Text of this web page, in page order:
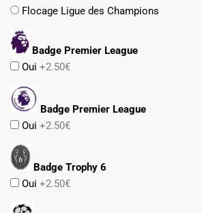
Flocage Ligue des Champions
Badge Premier League
Oui +2.50€
Badge Premier League
Oui +2.50€
Badge Trophy 6
Oui +2.50€